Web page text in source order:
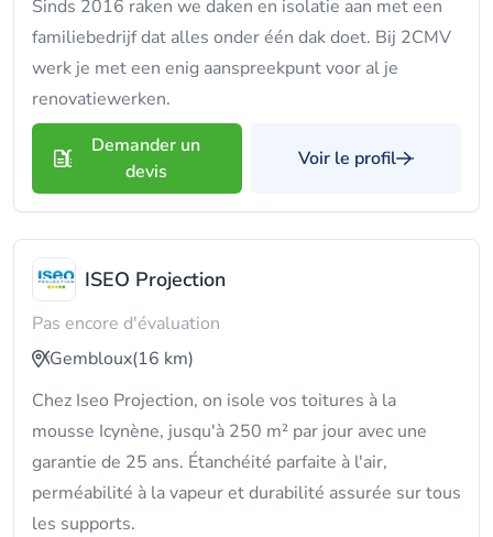
Sinds 2016 raken we daken en isolatie aan met een
familiebedrijf dat alles onder één dak doet. Bij 2CMV
werk je met een enig aanspreekpunt voor al je
renovatiewerken.
Demander un
devis
Voir le profil
ISEO Projection
Pas encore d'évaluation
Gembloux(16 km)
Chez Iseo Projection, on isole vos toitures à la
mousse Icynène, jusqu'à 250 m² par jour avec une
garantie de 25 ans. Étanchéité parfaite à l'air,
perméabilité à la vapeur et durabilité assurée sur tous
les supports.